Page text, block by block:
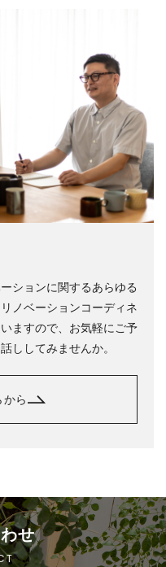
ションに関するあらゆる
ノベーションコーディネ
ますので、お気軽にご予
ししてみませんか。
ら
せ